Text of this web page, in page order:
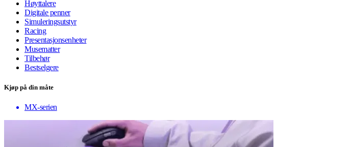
Høyttalere
Digitale penner
Simuleringsutstyr
Racing
Presentasjonsenheter
Musematter
Tilbehør
Bestselgere
Kjøp på din måte
MX-serien